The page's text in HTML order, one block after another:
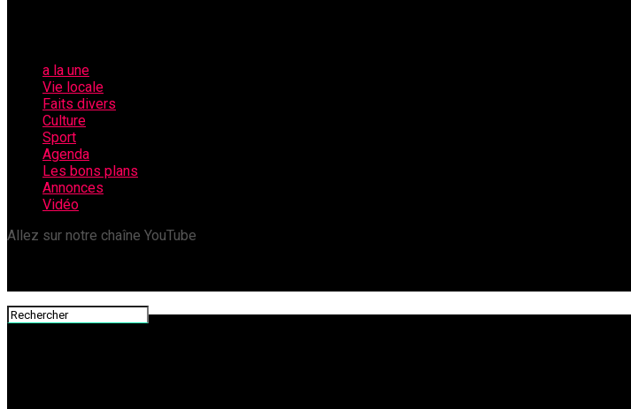
a la une
Vie locale
Faits divers
Culture
Sport
Agenda
Les bons plans
Annonces
Vidéo
Allez sur notre chaîne YouTube